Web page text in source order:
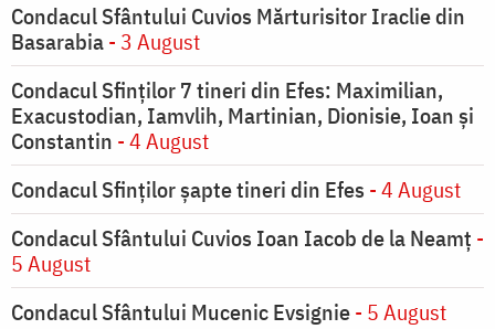
Condacul Sfântului Cuvios Mărturisitor Iraclie din
Basarabia- 3 August
Condacul Sfinţilor 7 tineri din Efes: Maximilian,
Exacustodian, Iamvlih, Martinian, Dionisie, Ioan şi
Constantin - 4 August
Condacul Sfinţilor şapte tineri din Efes - 4 August
Condacul Sfântului Cuvios Ioan Iacob de la Neamț -
5 August
Condacul Sfântului Mucenic Evsignie- 5 August